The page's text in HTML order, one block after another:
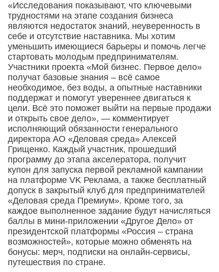
«Исследования показывают, что ключевыми
трудностями на этапе создания бизнеса
являются недостаток знаний, неуверенность в
себе и отсутствие наставника. Мы хотим
уменьшить имеющиеся барьеры и помочь легче
стартовать молодым предпринимателям.
Участники проекта «Мой бизнес. Первое дело»
получат базовые знания – всё самое
необходимое, без воды, а опытные наставники
поддержат и помогут увереннее двигаться к
цели. Всё это поможет выйти на первые продажи
и открыть свое дело», — комментирует
исполняющий обязанности генерального
директора АО «Деловая среда» Алексей
Грищенко. Каждый участник, прошедший
программу до этапа акселератора, получит
купон для запуска первой рекламной кампании
на платформе VK Реклама, а также бесплатный
допуск в закрытый клуб для предпринимателей
«Деловая среда Премиум». Кроме того, за
каждое выполненное задание будут начисляться
баллы в мини-приложении «Другое Дело» от
президентской платформы «Россия – страна
возможностей», которые можно обменять на
бонусы: мерч, подписки на онлайн-сервисы,
путешествия по стране.